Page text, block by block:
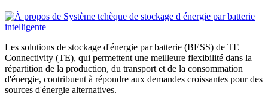
Les solutions de stockage d'énergie par batterie (BESS) de TE
Connectivity (TE), qui permettent une meilleure flexibilité dans la
répartition de la production, du transport et de la consommation
d'énergie, contribuent à répondre aux demandes croissantes pour des
sources d'énergie alternatives.